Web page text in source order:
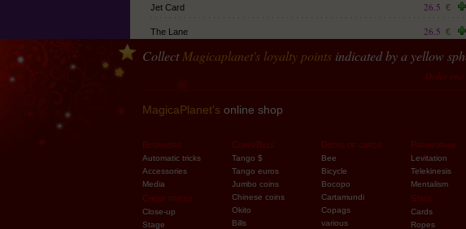
Jet Card 26.5 €
The Lane 26.5 €
Hole 22.5 €
31 €
Cello
Escape 31
28.8
M-Case 28.8
Fingers 26.5
CollectMagicaplanet's loyalty points indicated by a yellow
Order one of the
MagicaPlanet's online shop
Beginners
Automatic tricks
Accessories
Media
Cheap prices
Close-up
Stage
Coins/Bills
Tango $
Tango euros
Jumbo coins
Chinese coins
Okito
Bills
Decks of cards
Bee
Bicycle
Bocopo
Cartamundi
Copags
various
Paranormal
Levitation
Telekinesis
Mentalism
Stage
Cards
Ropes